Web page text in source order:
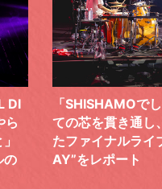
DI
ら
の
「SHISHAMOで
ての芯を貫き通し
たファイナルライ
AY”をレポート